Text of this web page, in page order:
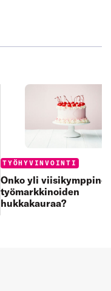
Categories:
TYÖHYVINVOINTI
Onko yli
työmarkkinoiden
hukkakauraa?